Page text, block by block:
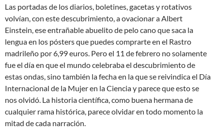
Las portadas de los diarios, boletines, gacetas y rotativos
volvían, con este descubrimiento, a ovacionar a Albert
Einstein, ese entrañable abuelito de pelo cano que saca la
lengua en los pósters que puedes comprarte en el Rastro
madrileño por 6,99 euros. Pero el 11 de febrero no solamente
fue el día en que el mundo celebraba el descubrimiento de
estas ondas, sino también la fecha en la que se reivindica el Día
Internacional de la Mujer en la Ciencia y parece que esto se
nos olvidó. La historia científica, como buena hermana de
cualquier rama histórica, parece olvidar en todo momento la
mitad de cada narración.